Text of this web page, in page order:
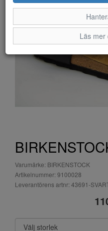
Varumärke: BIRKENSTOCK
Artikelnummer: 9100028
Leverantörens artnr: 43691-
Läs mer